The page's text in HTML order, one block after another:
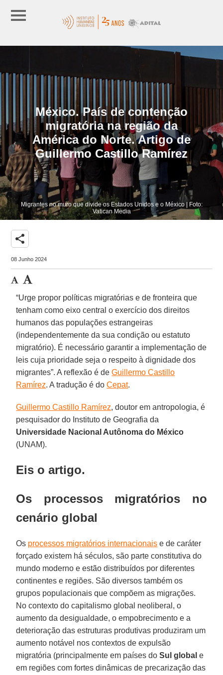
México. País de contenção
migratória na região da
América do Norte. Artigo de
Guillermo Castillo Ramírez
Migrantes no muro que divide os Estados Unidos e o México | Foto:
Vatican Media
share
08 Junho 2024
“Urge propor políticas migratórias e de fronteira que
tenham como eixo central o exercício dos direitos
humanos das populações estrangeiras
(independentemente da sua condição ou estatuto
migratório). É necessário garantir a implementação de
leis cuja prioridade seja o respeito à dignidade dos
migrantes”. A reflexão é deGuillermo Castillo
Ramírez. A tradução é doCepat.
Guillermo Castillo Ramírez, doutor em antropologia, é
pesquisador do Instituto de Geografia da
Universidade Nacional Autônoma do México
(UNAM).
Eis o artigo.
Os processos migratórios no
cenário global
Os processos migratórios internacionais e de caráter
forçado existem há séculos, são parte constitutiva do
mundo moderno e estão distribuídos por diferentes
continentes e regiões. São diversos também os
grupos populacionais que compõem as migrações.
No contexto do capitalismo global neoliberal, o
aumento da desigualdade, o empobrecimento e a
deterioração das estruturas produtivas produziram um
aumento notável nos contextos de expulsão
migratória (principalmente em países doSul global e
em regiões com fortes dinâmicas de precarização das